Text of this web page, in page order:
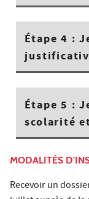
Étape 4 :
Étape 5 :
scolarité
MODALITÉS
Recevoir un